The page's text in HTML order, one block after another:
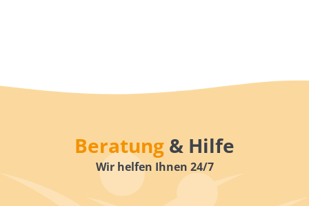
Beratung & Hilfe
Wir helfen Ihnen 24/7